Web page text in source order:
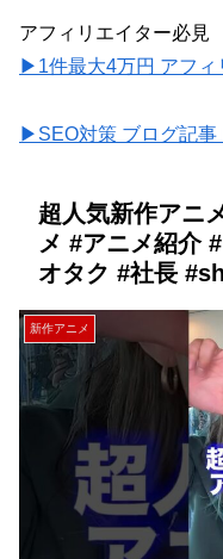
アフィリエイター必見
▶1件最大4万円 アフィ
▶SEO対策 ブログ記事
超人気新作アニ
メ #アニメ紹介
オタク #社長
新作アニメ